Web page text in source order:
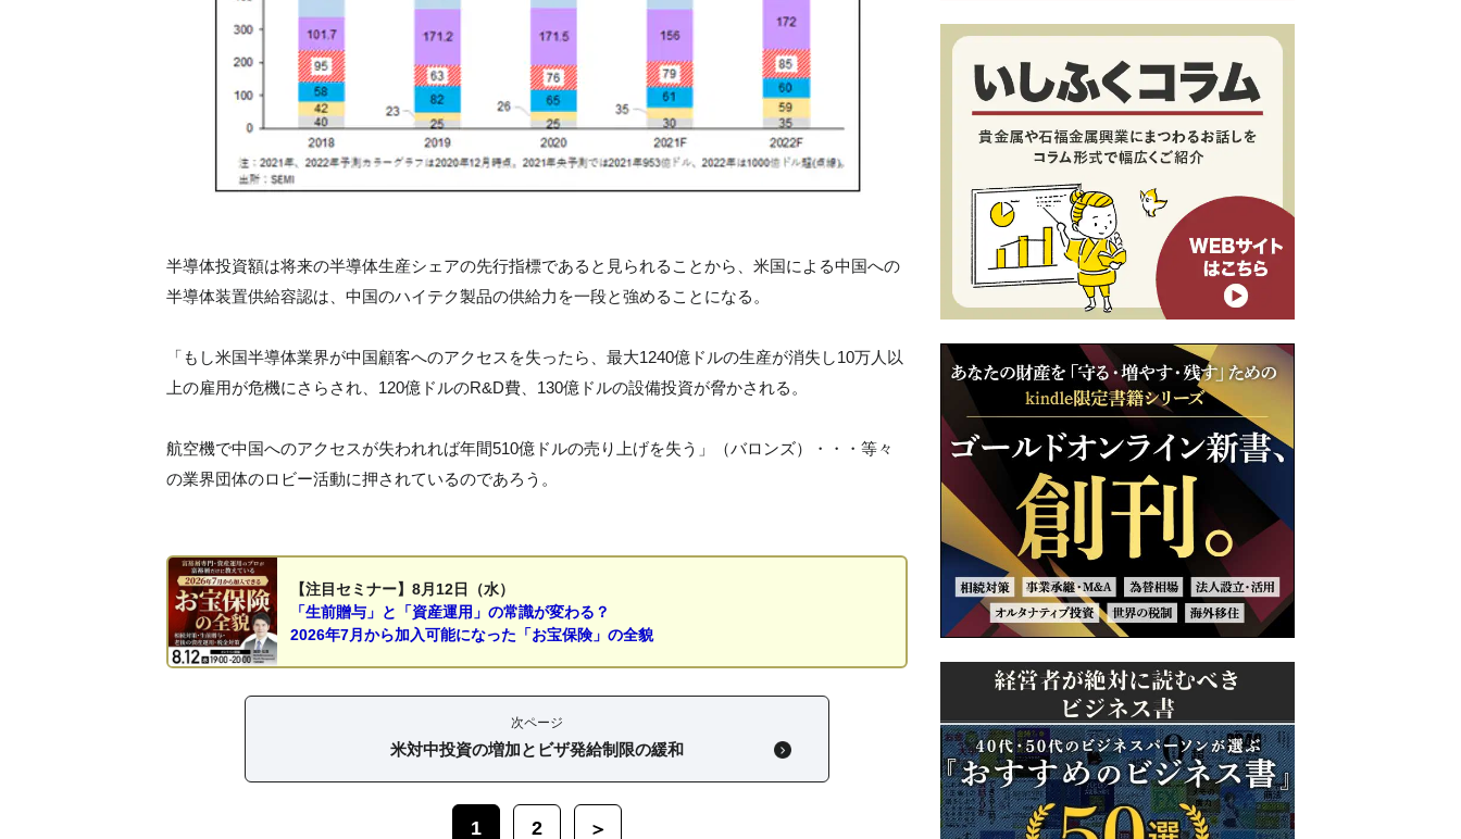
半導体投資額は将来の半導体生産シェアの先行指標であると見られることから、米国による中国への
半導体装置供給容認は、中国のハイテク製品の供給力を一段と強めることになる。
「もし米国半導体業界が中国顧客へのアクセスを失ったら、最大1240億ドルの生産が消失し10万人以
上の雇用が危機にさらされ、120億ドルのR&D費、130億ドルの設備投資が脅かされる。
航空機で中国へのアクセスが失われれば年間510億ドルの売り上げを失う」（バロンズ）・・・等々
の業界団体のロビー活動に押されているのであろう。
【注目セミナー】8月12日（水）
「生前贈与」と「資産運用」の常識が変わる？
2026年7月から加入可能になった「お宝保険」の全貌
次ページ
米対中投資の増加とビザ発給制限の緩和
1 2 ＞